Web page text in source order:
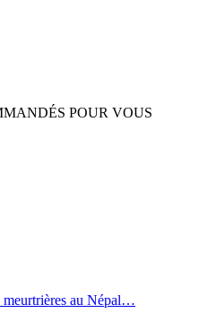
POUR VOUS
meurtrières au Népal…